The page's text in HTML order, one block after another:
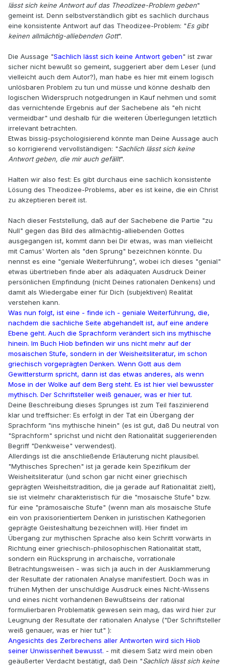
lässt sich keine Antwort auf das Theodizee-Problem geben"
gemeint ist. Denn selbstverständlich gibt es sachlich durchaus
eine konsistente Antwort auf das Theodizee-Problem: "Es gibt
keinen allmächtig-alliebenden Gott".
Die Aussage "Sachlich lässt sich keine Antwort geben" ist zwar
sicher nicht bewußt so gemeint, suggeriert aber dem Leser (und
vielleicht auch dem Autor?), man habe es hier mit einem logisch
unlösbaren Problem zu tun und müsse und könne deshalb den
logischen Widerspruch notgedrungen in Kauf nehmen und somit
das vernichtende Ergebnis auf der Sachebene als "eh nicht
vermeidbar" und deshalb für die weiteren Überlegungen letztlich
irrelevant betrachten.
Etwas bissig-psychologisierend könnte man Deine Aussage auch
so korrigierend vervollständigen: "Sachlich lässt sich keine
Antwort geben, die mir auch gefällt".
Halten wir also fest: Es gibt durchaus eine sachlich konsistente
Lösung des Theodizee-Problems, aber es ist keine, die ein Christ
zu akzeptieren bereit ist.
Nach dieser Feststellung, daß auf der Sachebene die Partie "zu
Null" gegen das Bild des allmächtig-alliebenden Gottes
ausgegangen ist, kommt dann bei Dir etwas, was man vielleicht
mit Camus' Worten als "den Sprung" bezeichnen könnte. Du
nennst es eine "geniale Weiterführung", wobei ich dieses "genial"
etwas übertrieben finde aber als adäquaten Ausdruck Deiner
persönlichen Empfindung (nicht Deines rationalen Denkens) und
damit als Wiedergabe einer für Dich (subjektiven) Realität
verstehen kann.
Was nun folgt, ist eine - finde ich - geniale Weiterführung, die,
nachdem die sachliche Seite abgehandelt ist, auf eine andere
Ebene geht. Auch die Sprachform verändert sich ins mythische
hinein. Im Buch Hiob befinden wir uns nicht mehr auf der
mosaischen Stufe, sondern in der Weisheitsliteratur, im schon
griechisch vorgeprägten Denken. Wenn Gott aus dem
Gewittersturm spricht, dann ist das etwas anderes, als wenn
Mose in der Wolke auf dem Berg steht. Es ist hier viel bewusster
mythisch. Der Schriftsteller weiß genauer, was er hier tut.
Deine Beschreibung dieses Sprunges ist zum Teil faszinierend
klar und treffsicher: Es erfolgt in der Tat ein Übergang der
Sprachform "ins mythische hinein" (es ist gut, daß Du neutral von
"Sprachform" sprichst und nicht den Rationalität suggerierenden
Begriff "Denkweise" verwendest).
Allerdings ist die anschließende Erläuterung nicht plausibel.
"Mythisches Sprechen" ist ja gerade kein Spezifikum der
Weisheitsliteratur (und schon gar nicht einer griechisch
geprägten Weisheitstradition, die ja gerade auf Rationalität zielt),
sie ist vielmehr charakteristisch für die "mosaische Stufe" bzw.
für eine "prämosaische Stufe" (wenn man als mosaische Stufe
ein von praxisorientiertem Denken in juristischen Kathegorien
geprägte Geisteshaltung bezeichnen will). Hier findet im
Übergang zur mythischen Sprache also kein Schritt vorwärts in
Richtung einer griechisch-philosophischen Rationalität statt,
sondern ein Rücksprung in archaische, vorrationale
Betrachtungsweisen - was sich ja auch in der Ausklammerung
der Resultate der rationalen Analyse manifestiert. Doch was in
frühen Mythen der unschuldige Ausdruck eines Nicht-Wissens
und eines nicht vorhandenen Bewußtseins der rational
formulierbaren Problematik gewesen sein mag, das wird hier zur
Leugnung der Resultate der rationalen Analyse ("Der Schriftsteller
weiß genauer, was er hier tut" ):
Angesichts des Zerbrechens aller Antworten wird sich Hiob
seiner Unwissenheit bewusst. - mit diesem Satz wird mein oben
geäußerter Verdacht bestätigt, daß Dein "Sachlich lässt sich keine